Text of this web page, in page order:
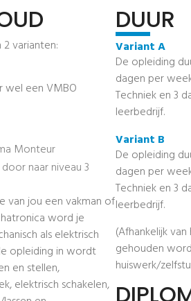
varianten:
wel een VMBO
Monteur
naar niveau 3
van jou een vakman of
word je
als elektrisch
opleiding in wordt
en stellen,
elektrisch schakelen,
DUUR
Variant A
De opleiding
dagen per
Techniek en 3
leerbedrijf.
Variant B
De opleiding
dagen per
Techniek en 3
leerbedrijf.
(Afhankelijk
gehouden
huiswerk/